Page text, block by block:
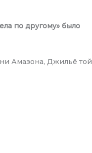
по другому» было
Амазона, Джильё той